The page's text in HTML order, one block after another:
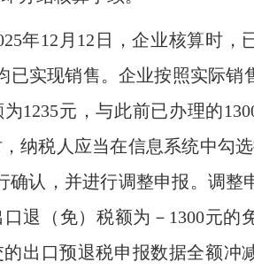
12月12日，企业核算时，
已实现销售。企业按照实际销
1235元，与此前已办理的
纳税人应当在信息系统中勾
确认，并进行调整申报。调整
退（免）税额为－1300元的
出口预退税申报数据全额冲